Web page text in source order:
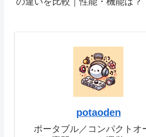
potaoden
ポータブル／コンパクトオ